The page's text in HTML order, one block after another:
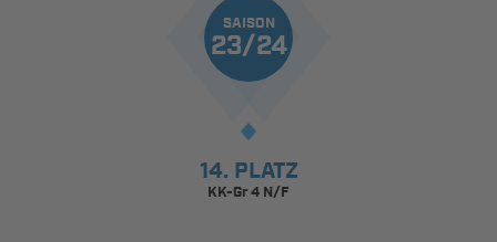
SAISON
23/24
14. PLATZ
KK-Gr 4 N/F